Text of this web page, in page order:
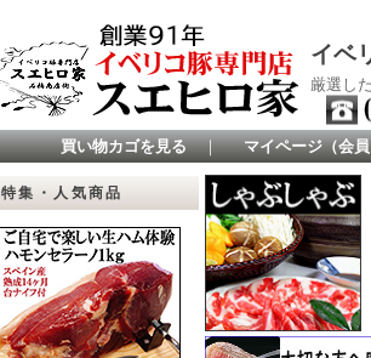
イベ
厳選し
買い物カゴを見る ｜ マイページ（会
特集・人気商品